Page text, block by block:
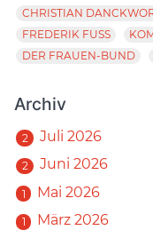
CHRISTIAN
FREDERIK FUSS
DER FRAUEN-BUND
Archiv
2 Juli 2026
2 Juni 2026
1 Mai 2026
1 März 2026